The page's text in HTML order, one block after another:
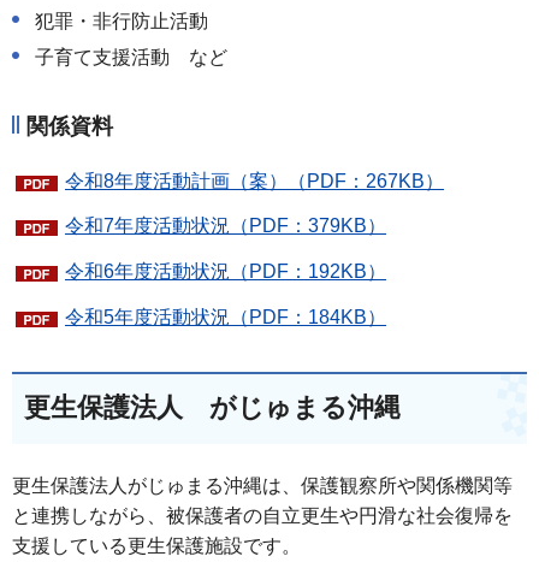
犯罪・非行防止活動
子育て支援活動 など
関係資料
令和8年度活動計画（案）（PDF：267KB）
令和7年度活動状況（PDF：379KB）
令和6年度活動状況（PDF：192KB）
令和5年度活動状況（PDF：184KB）
更生保護法人 がじゅまる沖縄
更生保護法人がじゅまる沖縄は、保護観察所や関係機関等
と連携しながら、被保護者の自立更生や円滑な社会復帰を
支援している更生保護施設です。